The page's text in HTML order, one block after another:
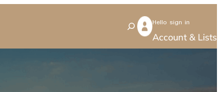
S
e
Hello sign in
Account & Lists